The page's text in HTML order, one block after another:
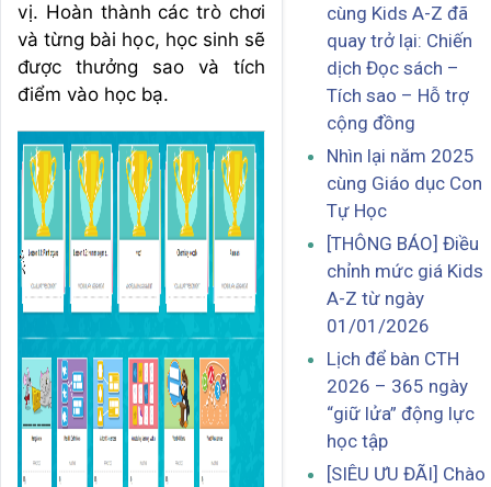
vị. Hoàn thành các trò chơi
và từng bài học, học sinh sẽ
được thưởng sao và tích
điểm vào học bạ.
cùng Kids A-Z đã
quay trở lại: Chiến
dịch Đọc sách –
Tích sao – Hỗ trợ
cộng đồng
Nhìn lại năm 2025
cùng Giáo dục Con
Tự Học
[THÔNG BÁO] Điều
chỉnh mức giá Kids
A-Z từ ngày
01/01/2026
Lịch để bàn CTH
2026 – 365 ngày
“giữ lửa” động lực
học tập
[SIÊU ƯU ĐÃI] Chào